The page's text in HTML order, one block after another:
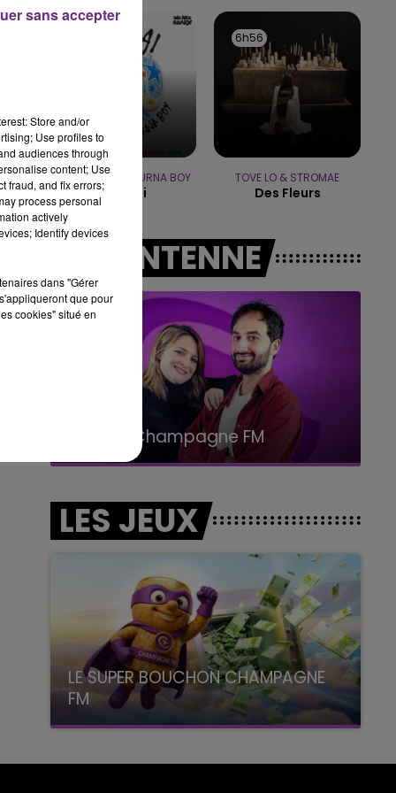
15h00 -
LE CLUB
SHAKIRA FEAT. BURNA BOY
Dai Dai
6h56
6h56
TOVE LO & STROMAE
Des Fleurs
A L'ANTENNE
LA POP MACHINE - CHAMPAGNE FM
LES JEUX
LE SUPER BOUCHON CHAMPAGNE
FM
avec La Famille Champagne FM, à 8H10
Store and/or
Use profiles to
audiences through
content; Use
fraud, and fix errors;
process personal
actively
Identify devices
dans "Gérer
que pour
cookies" situé en
sans accepter